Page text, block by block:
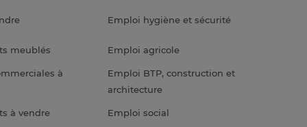
meublés
à
à vendre
Emploi hygiène et sécurité
Emploi agricole
Emploi BTP, construction et
architecture
Emploi social